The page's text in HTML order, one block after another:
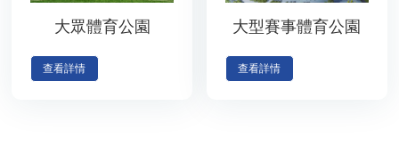
大眾體育公園
查看詳情
大型賽事體育公園
查看詳情